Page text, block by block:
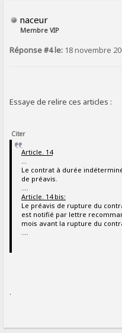
naceur
Membre VIP
Réponse #4 le: 18 novembre
Essaye de relire ces articles :
Citer
Article. 14
Le contrat à durée
de préavis.
Article. 14 bis:
Le préavis de rupture du
est notifié par lettre
mois avant la rupture du
.